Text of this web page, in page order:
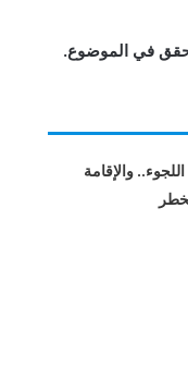
تحقق في الموضوع.
والإقامة